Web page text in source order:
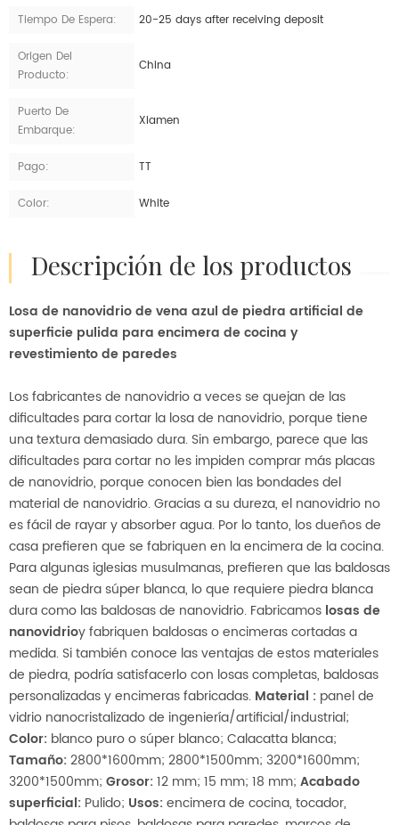
Tiempo De Espera: 20-25 days after receiving deposit
Origen Del
Producto:
China
Puerto De
Embarque:
Xiamen
Pago: TT
Color: White
descripción de los productos
Losa de nanovidrio de vena azul de piedra artificial de
superficie pulida para encimera de cocina y
revestimiento de paredes
Los fabricantes de nanovidrio a veces se quejan de las
dificultades para cortar la losa de nanovidrio, porque tiene
una textura demasiado dura. Sin embargo, parece que las
dificultades para cortar no les impiden comprar más placas
de nanovidrio, porque conocen bien las bondades del
material de nanovidrio. Gracias a su dureza, el nanovidrio no
es fácil de rayar y absorber agua. Por lo tanto, los dueños de
casa prefieren que se fabriquen en la encimera de la cocina.
Para algunas iglesias musulmanas, prefieren que las baldosas
sean de piedra súper blanca, lo que requiere piedra blanca
dura como las baldosas de nanovidrio. Fabricamos losas de
nanovidrioy fabriquen baldosas o encimeras cortadas a
medida. Si también conoce las ventajas de estos materiales
de piedra, podría satisfacerlo con losas completas, baldosas
personalizadas y encimeras fabricadas. Material : panel de
vidrio nanocristalizado de ingeniería/artificial/industrial;
Color: blanco puro o súper blanco; Calacatta blanca;
Tamaño:2800*1600mm; 2800*1500mm; 3200*1600mm;
3200*1500mm; Grosor:12 mm; 15 mm; 18 mm; Acabado
superficial: Pulido; Usos:encimera de cocina, tocador,